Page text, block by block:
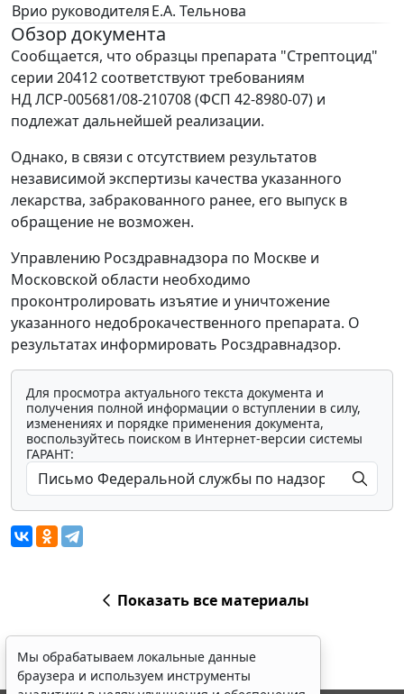
Врио руководителяЕ.А. Тельнова
Обзор документа
Сообщается, что образцы препарата "Стрептоцид"
серии 20412 соответствуют требованиям
НД ЛСР-005681/08-210708 (ФСП 42-8980-07) и
подлежат дальнейшей реализации.
Однако, в связи с отсутствием результатов
независимой экспертизы качества указанного
лекарства, забракованного ранее, его выпуск в
обращение не возможен.
Управлению Росздравнадзора по Москве и
Московской области необходимо
проконтролировать изъятие и уничтожение
указанного недоброкачественного препарата. О
результатах информировать Росздравнадзор.
Для просмотра актуального текста документа и
получения полной информации о вступлении в силу,
изменениях и порядке применения документа,
воспользуйтесь поиском в Интернет-версии системы
ГАРАНТ:
Показать все материалы
Мы обрабатываем локальные данные
браузера и используем инструменты